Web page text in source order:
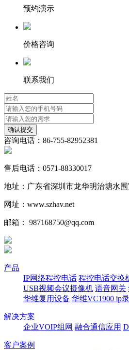
预约演示
价格咨询
联系我们
咨询电话：86-755-82952381
售后电话：0571-88330017
地址：广东省深圳市龙华明治塘水
网址：www.szhav.net
邮箱： 987168750@qq.com
产品
IP网络程控电话 程控电话交换
USB视频会议摄像机 语音网关
华维复用设备 华维VC1900 ip
解决方案
企业VOIP组网 融合通信应用
客户案例